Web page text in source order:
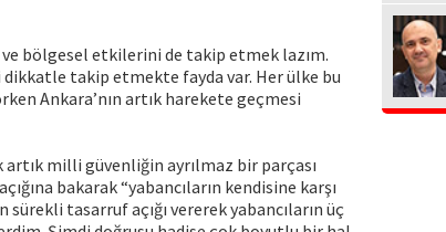
bölgesel etkilerini de takip etmek lazım.
takip etmekte fayda var. Her ülke bu
Ankara’nın artık harekete geçmesi
artık milli güvenliğin ayrılmaz bir parçası
bakarak “yabancıların kendisine karşı
tasarruf açığı vererek yabancıların üç